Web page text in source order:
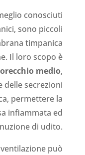
conosciuti
sono piccoli
timpanica
Il loro scopo è
medio,
delle secrezioni
permettere la
infiammata ed
di udito.
può